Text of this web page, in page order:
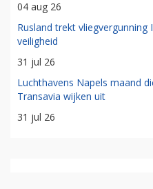
04 aug 26
Rusland trekt
veiligheid
31 jul 26
Luchthavens Napels maand
Transavia wijken uit
31 jul 26